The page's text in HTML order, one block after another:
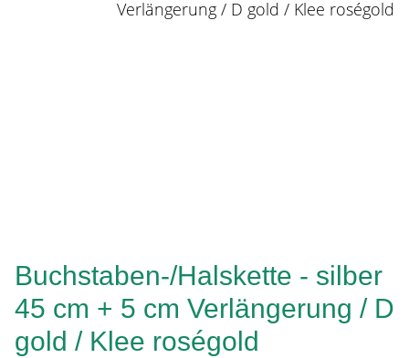
Buchstaben-/Halskette - silber
45 cm + 5 cm Verlängerung / D
gold / Klee roségold